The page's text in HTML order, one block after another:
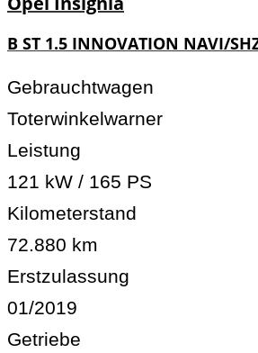
B ST 1.5 INNOVATION NAVI/
Gebrauchtwagen
Toterwinkelwarner
Leistung
121 kW / 165 PS
Kilometerstand
72.880 km
Erstzulassung
01/2019
Getriebe